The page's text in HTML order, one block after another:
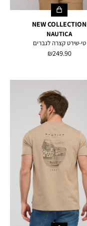
NEW COLLECTION
NAUTICA
טי-שירט קצרה לגברים
מחיר
249.90 ₪